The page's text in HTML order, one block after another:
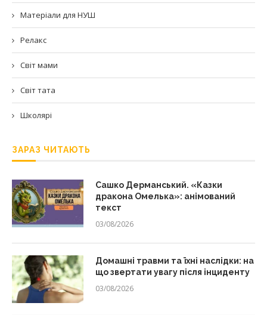
Матеріали для НУШ
Релакс
Світ мами
Світ тата
Школярі
ЗАРАЗ ЧИТАЮТЬ
Сашко Дерманський. «Казки
дракона Омелька»: анімований
текст
03/08/2026
Домашні травми та їхні наслідки: на
що звертати увагу після інциденту
03/08/2026